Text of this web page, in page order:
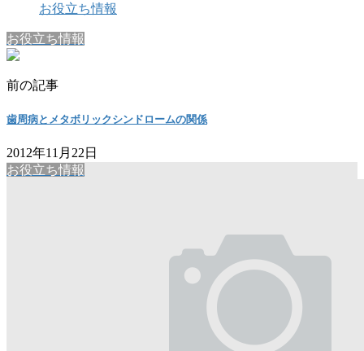
お役立ち情報
お役立ち情報
前の記事
歯周病とメタボリックシンドロームの関係
2012年11月22日
お役立ち情報